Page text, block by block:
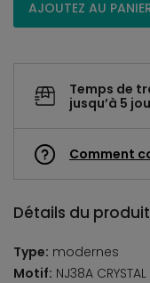
AJOUTEZ AU
Temps de
jusqu’à 5
Comment
Détails du produit
Type: modernes
Motif: NJ38A